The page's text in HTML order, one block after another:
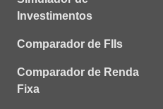
Investimentos
Comparador de FIIs
Comparador de Renda
Fixa